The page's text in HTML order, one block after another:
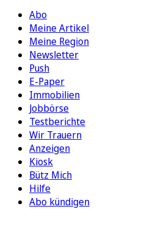
Abo
Meine Artikel
Meine Region
Newsletter
Push
E-Paper
Immobilien
Jobbörse
Testberichte
Wir Trauern
Anzeigen
Kiosk
Bütz Mich
Hilfe
Abo kündigen